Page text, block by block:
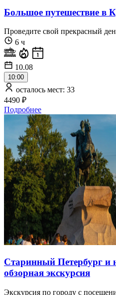
Большое путешествие в
Проведите свой прекрасный
6 ч
10.08
10:00
осталось мест: 33
4490 ₽
Подробнее
Старинный Петербург и
обзорная экскурсия
Экскурсия по городу с